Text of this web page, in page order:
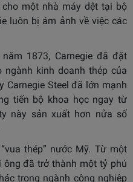
một nhà máy dệt tại bộ
luôn bị ám ảnh về việc các
1873, Carnegie đã đặt
kinh doanh thép của
Carnegie Steel đã lớn mạnh
tiến bộ khoa học ngay từ
này sản xuất hơn nửa số
thép” nước Mỹ. Từ một
đã trở thành một tỷ phú
trong ngành công nghiệp